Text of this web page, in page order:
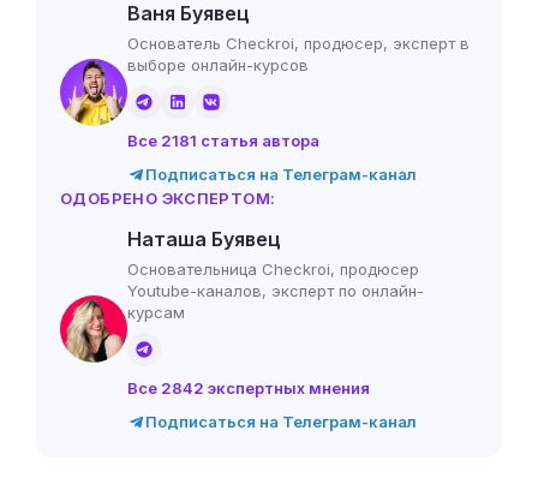
Ваня Буявец
Основатель Checkroi, продюсер, эксперт в
выборе онлайн-курсов
Все 2181 статья автора
Подписаться на Телеграм-канал
ОДОБРЕНО ЭКСПЕРТОМ:
Наташа Буявец
Основательница Checkroi, продюсер
Youtube-каналов, эксперт по онлайн-
курсам
Все 2842 экспертных мнения
Подписаться на Телеграм-канал